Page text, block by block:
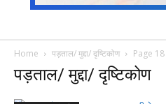
Home पड़ताल/ मुद्दा/ दृष्टिकोण Page 18
पड़ताल/ मुद्दा/ दृष्टिकोण